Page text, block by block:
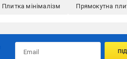
Плитка мінімалізм Прямокутна